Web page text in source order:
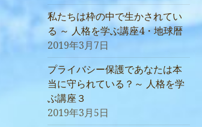
私たちは枠の中で生かされてい
る ～ 人格を学ぶ講座4・地球暦
2019年3月7日
プライバシー保護であなたは本
当に守られている？～ 人格を学
ぶ講座３
2019年3月5日